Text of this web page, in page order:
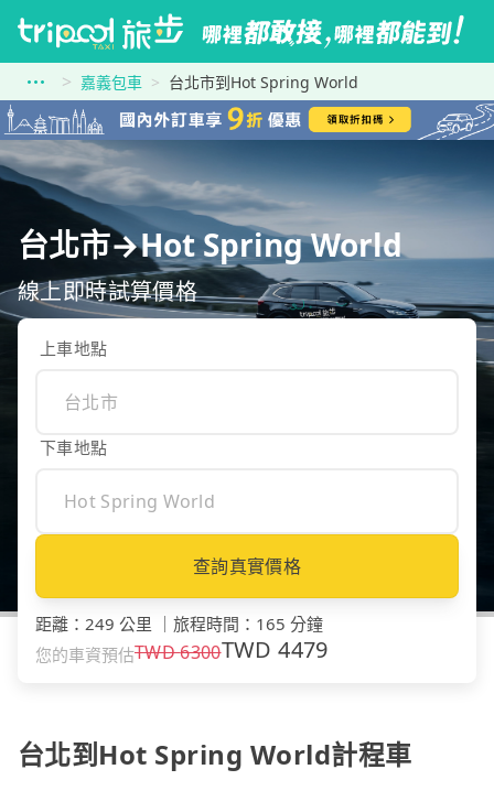
嘉義包車 台北市到Hot Spring World
台北市→Hot Spring World
線上即時試算價格
上車地點
下車地點
查詢真實價格
距離 ： 249 公里 旅程時間 ： 165 分鐘
您的車資預估TWD6300TWD4479
台北到Hot Spring World計程車